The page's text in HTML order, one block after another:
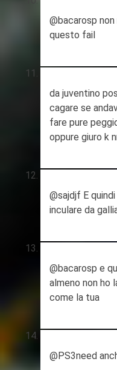
@bacarosp
questo fail
da juventino
cagare se
fare pure
oppure giuro k
@sajdjf E
inculare da
@bacarosp e
almeno non ho
come la tua
@PS3need